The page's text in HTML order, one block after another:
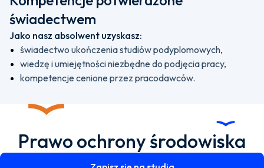
świadectwem
Jako nasz absolwent uzyskasz:
świadectwo ukończenia studiów podyplomowych,
wiedzę i umiejętności niezbędne do podjęcia pracy,
kompetencje cenione przez pracodawców.
Prawo ochrony środowiska